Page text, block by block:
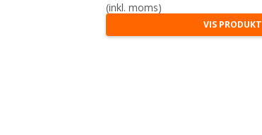
(inkl. moms)
VIS PRODUKT